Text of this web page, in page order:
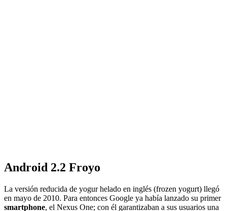
Android 2.2 Froyo
La versión reducida de yogur helado en inglés (frozen yogurt) llegó
en mayo de 2010. Para entonces Google ya había lanzado su primer
smartphone, el Nexus One; con él garantizaban a sus usuarios una